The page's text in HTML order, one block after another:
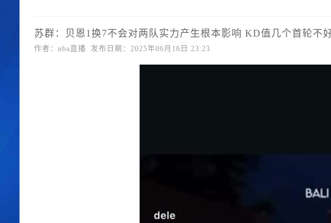
苏群：贝恩1换7不会对两队实力产生根本影响 KD值几个首轮不
作者：nba直播 发布日期：2025年06月16日 23:23